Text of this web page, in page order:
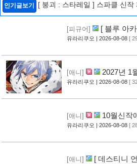
인기글보기 [ 붕괴 : 스타레일 ] 스파클 신작
[피규어]
[ 블루 아
작 피규어 공개 [9]
유라리쿠오 | 2026-08-08 [
[애니]
2027년 1
소동기 ] PV 영상 공
유라리쿠오 | 2026-08-08 [
[애니]
10월신작
가 나타났다! ] 2기
유라리쿠오 | 2026-08-08 [
[애니]
[ 데스티니